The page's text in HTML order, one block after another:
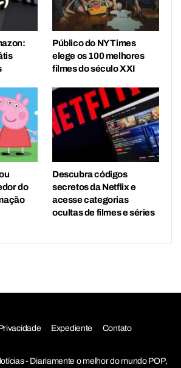
Público do NY Times
elege os 100 melhores
filmes do século XXI
do
Descubra códigos
secretos da Netflix e
acesse categorias
ocultas de filmes e séries
Expediente Contato
- Diariamente o melhor do mundo POP,